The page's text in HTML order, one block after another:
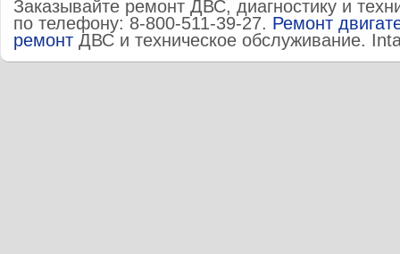
Заказывайте ремонт ДВС, диагностику и
по телефону: 8-800-511-39-27. Ремонт
ремонт ДВС и техническое обслуживание.